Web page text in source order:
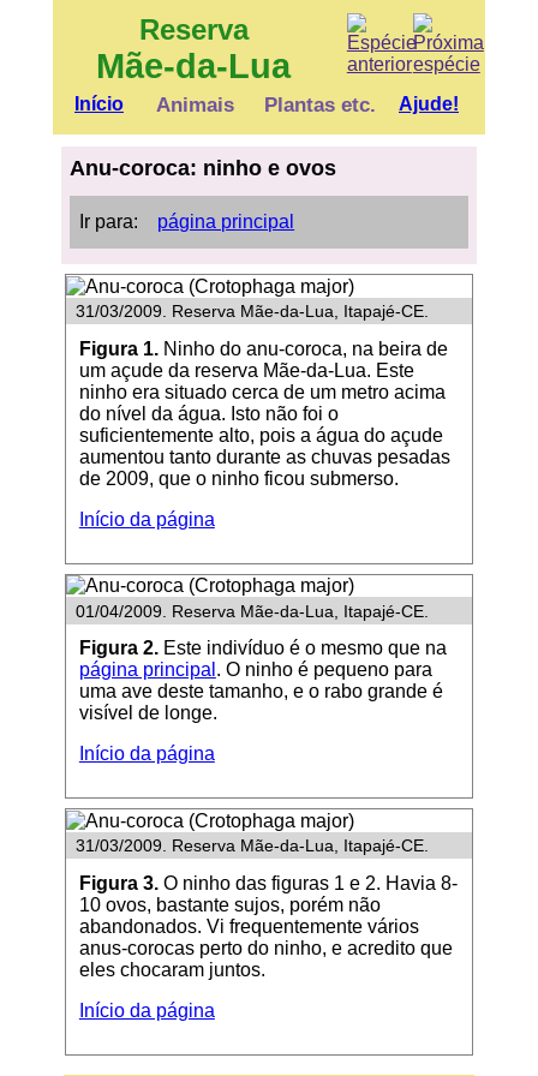
Reserva
Mãe-da-Lua
Início Animais Plantas etc. Ajude!
Anu-coroca: ninho e ovos
Ir para: página principal
31/03/2009. Reserva Mãe-da-Lua, Itapajé-CE.
Figura 1.Ninho do anu-coroca, na beira de
um açude da reserva Mãe-da-Lua. Este
ninho era situado cerca de um metro acima
do nível da água. Isto não foi o
suficientemente alto, pois a água do açude
aumentou tanto durante as chuvas pesadas
de 2009, que o ninho ficou submerso.
Início da página
01/04/2009. Reserva Mãe-da-Lua, Itapajé-CE.
Figura 2.Este indivíduo é o mesmo que na
página principal . O ninho é pequeno para
uma ave deste tamanho, e o rabo grande é
visível de longe.
Início da página
31/03/2009. Reserva Mãe-da-Lua, Itapajé-CE.
Figura 3.O ninho das figuras 1 e 2. Havia 8-
10 ovos, bastante sujos, porém não
abandonados. Vi frequentemente vários
anus-corocas perto do ninho, e acredito que
eles chocaram juntos.
Início da página